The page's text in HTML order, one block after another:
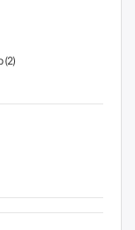
Үзэн ядмаар (2)